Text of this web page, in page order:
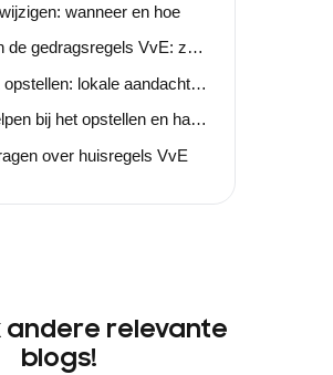
wanneer en hoe
Handhaving van de gedragsregels VvE: zo doe je het effectief
Huisregels VvE opstellen: lokale aandachtspunten
Laat VT2000 helpen bij het opstellen en handhaven van huisregels
over huisregels VvE
andere relevante
blogs!